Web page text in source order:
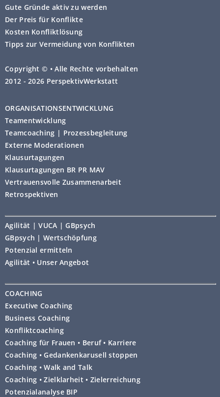
Gute Gründe aktiv zu werden
Der Preis für Konflikte
Kosten Konfliktlösung
Tipps zur Vermeidung von Konflikten
Copyright © • Alle Rechte vorbehalten
2012 - 2026 PerspektivWerkstatt
ORGANISATIONSENTWICKLUNG
Teamentwicklung
Teamcoaching | Prozessbegleitung
Externe Moderationen
Klausurtagungen
Klausurtagungen BR PR MAV
Vertrauensvolle Zusammenarbeit
Retrospektiven
Agilität | VUCA | GBpsych
GBpsych | Wertschöpfung
Potenzial ermitteln
Agilität • Unser Angebot
COACHING
Executive Coaching
Business Coaching
Konfliktcoaching
Coaching für Frauen • Beruf • Karriere
Coaching • Gedankenkarusell stoppen
Coaching • Walk and Talk
Coaching • Zielklarheit • Zielerreichung
Potenzialanalyse BIP